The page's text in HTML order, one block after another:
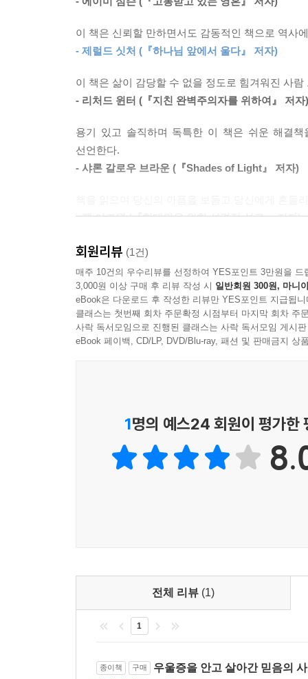
---「1장 마르틴 루터」중에서
스로 마귀의 시험이라고 불렀던 공격에 시달렸다
시선으로, 자신을 심판한다고 생각되는 성경 구절
하는 소리를 들었다고 주장했다. 한나는 이렇게
다.” 아무도 달리 그녀를 설득하지 못했다.
---「2장 한나 앨런」중에서
람을 찾을 수 있을까. 브레이너드가 일생을 공들
---「3장 데이비드 브레이너드」중에서
지독한 우울증과 신체적 연약함 속에서도 브레이
을 때도, 심지어 하나님이 당신을 사용하실 수 있
드가 우리에게 남긴 제일의 유산은 그의 끈기다.
이었다. 누군가는 치유와 “승리”를 말하고 누군가
야 한다. 듣기 힘들 정도로 비참하지만, 쿠퍼의
퍼의 생명을 지탱하고 있다. 이 이야기는 만성적
어둠 속을 거닐며 빛을 보지 못할 때가 있습니다.
울할 수 있다. “우울하다는 것이 은혜에서 멀어
---「5장 찰스 스펄전」중에서
이제 새로운 눈으로 우울증을 바라봐야 할 때
밤을 지날 때 우리가 혼자가 아니라고, 우울증이
주는 동반자가 되어 줄 것이다. 하여 우울증에 대
모른다.
★ 김영봉 목사, 제럴드 싯처, 리처드 윈터 등 추천
- 제럴드 싯처(『하나님 앞에서 울다』 저자)
“삶이 감당할 수 없을 정도로 힘겨워진 사람 그리
돕고자 하는 사람에게 건네는 따뜻하고 절실한 격
- 리처드 윈터(『지친 완벽주의자를 위하여』 저자)
이 책은 신뢰할 만하면서도 감동적인 책으로 역사
- 제럴드 싯처 (『하나님 앞에서 울다』 저자)
이 책은 삶이 감당할 수 없을 정도로 힘겨워진 사
- 리처드 윈터 (『지친 완벽주의자를 위하여』 저자)
용기 있고 솔직하며 독특한 이 책은 쉬운 해결
선언한다.
- 샤론 갈로우 브라운 (『Shades of Light』 저자)
- 잭 이즈윈 (『현대인을 위한 성경적 설교』 저자)
무엇보다 중요한 것은 그루버가 믿음의 삶을 살면
혼자가 아니며 언제나 희망이 있음을 그리고 그
- 마이클 존 큐직 (『하나님을 탐닉하라』 저자)
우울증을 겪고 있는 모든 기독교인과 그의 친구들
- 캐런 메이슨 (고든콘웰 신학교 상담학/심리학 교
하나님을 찾지만 여전히 고통을 겪는 사람이라면
- 캐런 라이트 마쉬 (『Vintage Saints and
회원리뷰 (1건)
매주 10건의 우수리뷰를 선정하여 YES포인트 3만원을 드
3,000원 이상 구매 후 리뷰 작성 시 일반회원 300원, 마니
eBook은 다운로드 후 작성한 리뷰만 YES포인트 지급됩니
클래스는 첫번째 회차 주문확정 시점부터 마지막 회차 주
사락 독서모임으로 진행된 클래스는 사락 독서모임 게시
eBook 페이백, CD/LP, DVD/Blu-ray, 패션 및 판매금지 상
1명의 예스24 회원이 평가한
전체 리뷰 (1)
1
종이책 구매 우울증을 안고 살아간 믿음의